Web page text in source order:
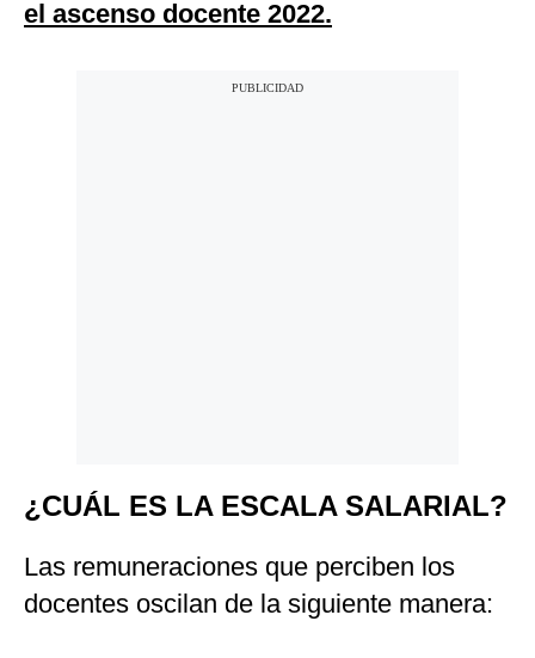
el ascenso docente 2022.
¿CUÁL ES LA ESCALA SALARIAL?
Las remuneraciones que perciben los
docentes oscilan de la siguiente manera: